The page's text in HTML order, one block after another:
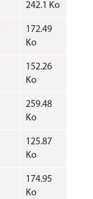
242.1 Ko
172.49
Ko
152.26
Ko
259.48
Ko
125.87
Ko
174.95
Ko